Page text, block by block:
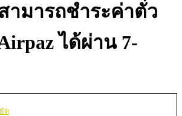
มารถชำระค่าตั๋ว
ได้ผ่าน 7-
ด